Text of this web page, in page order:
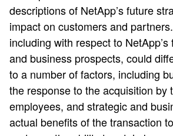
descriptions of NetApp’s future
impact on customers and
including with respect to
and business prospects, could
to a number of factors, including
the response to the acquisition by
employees, and strategic and
actual benefits of the transaction